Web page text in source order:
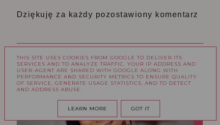
Dziękuję za każdy pozostawiony komentarz
THIS SITE USES COOKIES FROM GOOGLE TO DELIVER ITS
SERVICES AND TO ANALYZE TRAFFIC. YOUR IP ADDRESS AND
USER-AGENT ARE SHARED WITH GOOGLE ALONG WITH
PERFORMANCE AND SECURITY METRICS TO ENSURE QUALITY
OF SERVICE, GENERATE USAGE STATISTICS, AND TO DETECT
AND ADDRESS ABUSE.
LEARN MORE GOT IT